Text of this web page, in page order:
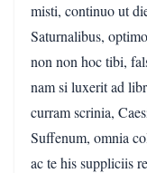
misti, continuo ut
Saturnalibus,
non non hoc tibi,
nam si luxerit ad
curram scrinia,
Suffenum, omnia
ac te his suppliciis